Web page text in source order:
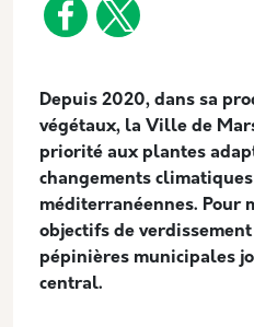
Description
Depuis 2020, dans sa
végétaux, la Ville de
priorité aux plantes
changements
méditerranéennes. Pour
objectifs de
pépinières municipales
central.